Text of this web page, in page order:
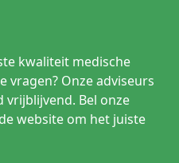
kwaliteit medische
vragen? Onze adviseurs
vrijblijvend. Bel onze
website om het juiste